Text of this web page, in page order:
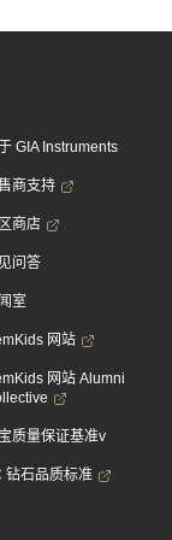
GIA Instruments
商支持
商店
问答
室
网站
网站 Alumni
质量保证基准v
钻石品质标准